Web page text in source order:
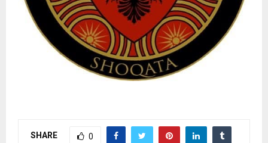
SHARE 0